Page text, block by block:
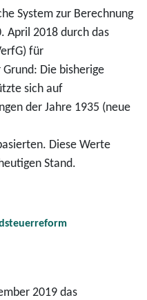
System zur Berechnung
April 2018 durch das
für
Die bisherige
sich auf
der Jahre 1935 (neue
Diese Werte
Stand.
2019 das